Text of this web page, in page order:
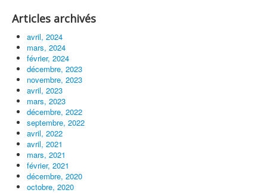
Articles archivés
avril, 2024
mars, 2024
février, 2024
décembre, 2023
novembre, 2023
avril, 2023
mars, 2023
décembre, 2022
septembre, 2022
avril, 2022
avril, 2021
mars, 2021
février, 2021
décembre, 2020
octobre, 2020